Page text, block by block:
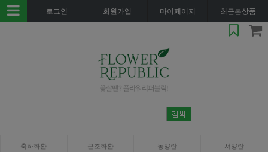
로그인 회원가입 마이페이지 최근본상품
축하화환 근조화환 동양란 서양란